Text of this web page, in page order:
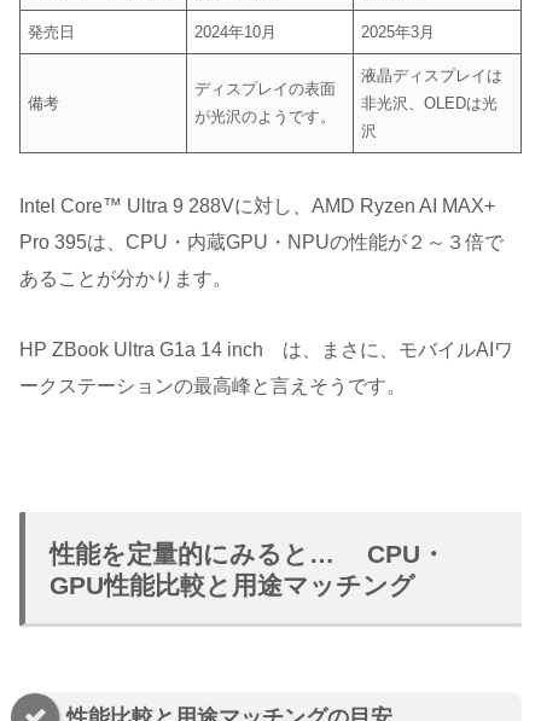
発売日 2024年10月 2025年3月
備考
ディスプレイの表面
が光沢のようです。
液晶ディスプレイは
非光沢、OLEDは光
沢
Intel Core™ Ultra 9 288Vに対し、AMD Ryzen AI MAX+
Pro 395は、CPU・内蔵GPU・NPUの性能が２～３倍で
あることが分かります。
HP ZBook Ultra G1a 14 inch は、まさに、モバイルAIワ
ークステーションの最高峰と言えそうです。
性能を定量的にみると… CPU・
GPU性能比較と用途マッチング